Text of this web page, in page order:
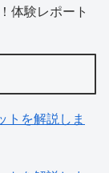
体験レポート
トを解説しま